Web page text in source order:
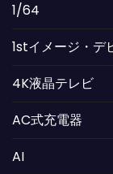
1/64
1stイメージ・デ
4K液晶テレビ
AC式充電器
AI